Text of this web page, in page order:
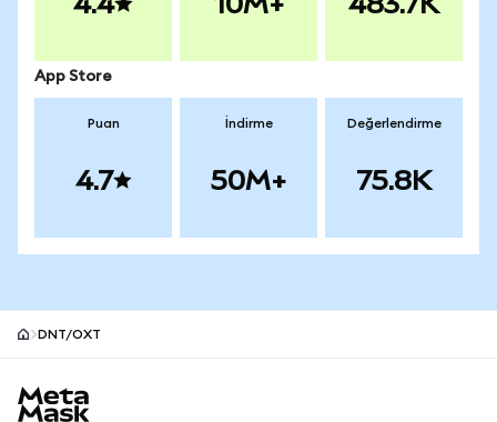
App Store
Puan
4.7
İndirme
50M+
Değerlendirme
75.8K
DNT/OXT